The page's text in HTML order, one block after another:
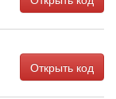
Открыть код